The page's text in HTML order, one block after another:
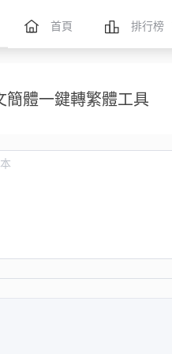
首頁 排行榜
體一鍵轉繁體工具